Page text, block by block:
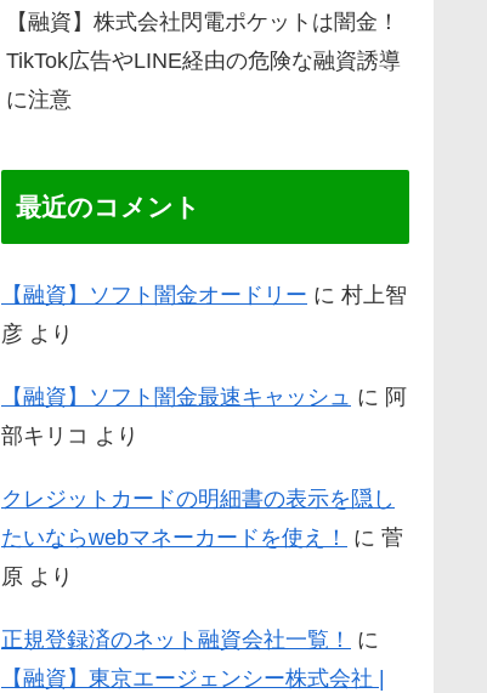
【融資】株式会社閃電ポケットは闇金！
TikTok広告やLINE経由の危険な融資誘導
に注意
最近のコメント
【融資】ソフト闇金オードリー に 村上智
彦 より
【融資】ソフト闇金最速キャッシュ に 阿
部キリコ より
クレジットカードの明細書の表示を隠し
たいならwebマネーカードを使え！
に 菅
原 より
正規登録済のネット融資会社一覧！
に
【融資】東京エージェンシー株式会社 |